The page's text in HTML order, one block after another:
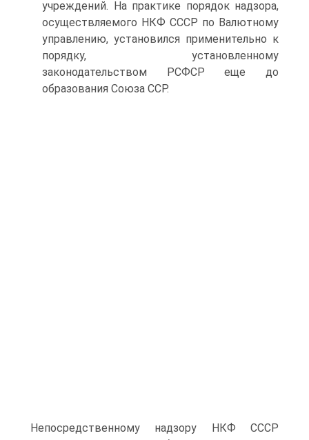
учреждений. На практике порядок надзора,
осуществляемого НКФ СССР по Валютному
управлению, установился применительно к
порядку, установленному
законодательством РСФСР еще до
образования Союза ССР.
Непосредственному надзору НКФ СССР